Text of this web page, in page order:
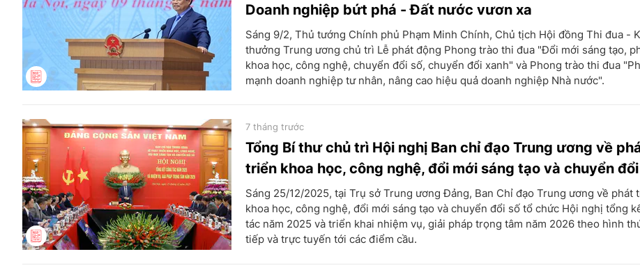
Doanh nghiệp bứt phá - Đất nước vươn xa
Sáng 9/2, Thủ tướng Chính phủ Phạm Minh Chính, Chủ tịch Hội đồng Thi đua -
thưởng Trung ương chủ trì Lễ phát động Phong trào thi đua "Đổi mới sáng tạo,
khoa học, công nghệ, chuyển đổi số, chuyển đổi xanh" và Phong trào thi đua
mạnh doanh nghiệp tư nhân, nâng cao hiệu quả doanh nghiệp Nhà nước".
Tổng Bí thư chủ trì Hội nghị Ban chỉ đạo Trung ương về
triển khoa học, công nghệ, đổi mới sáng tạo và chuyển
7 tháng trước
Sáng 25/12/2025, tại Trụ sở Trung ương Đảng, Ban Chỉ đạo Trung ương về phát
khoa học, công nghệ, đổi mới sáng tạo và chuyển đổi số tổ chức Hội nghị tổng
tác năm 2025 và triển khai nhiệm vụ, giải pháp trọng tâm năm 2026 theo hình
tiếp và trực tuyến tới các điểm cầu.